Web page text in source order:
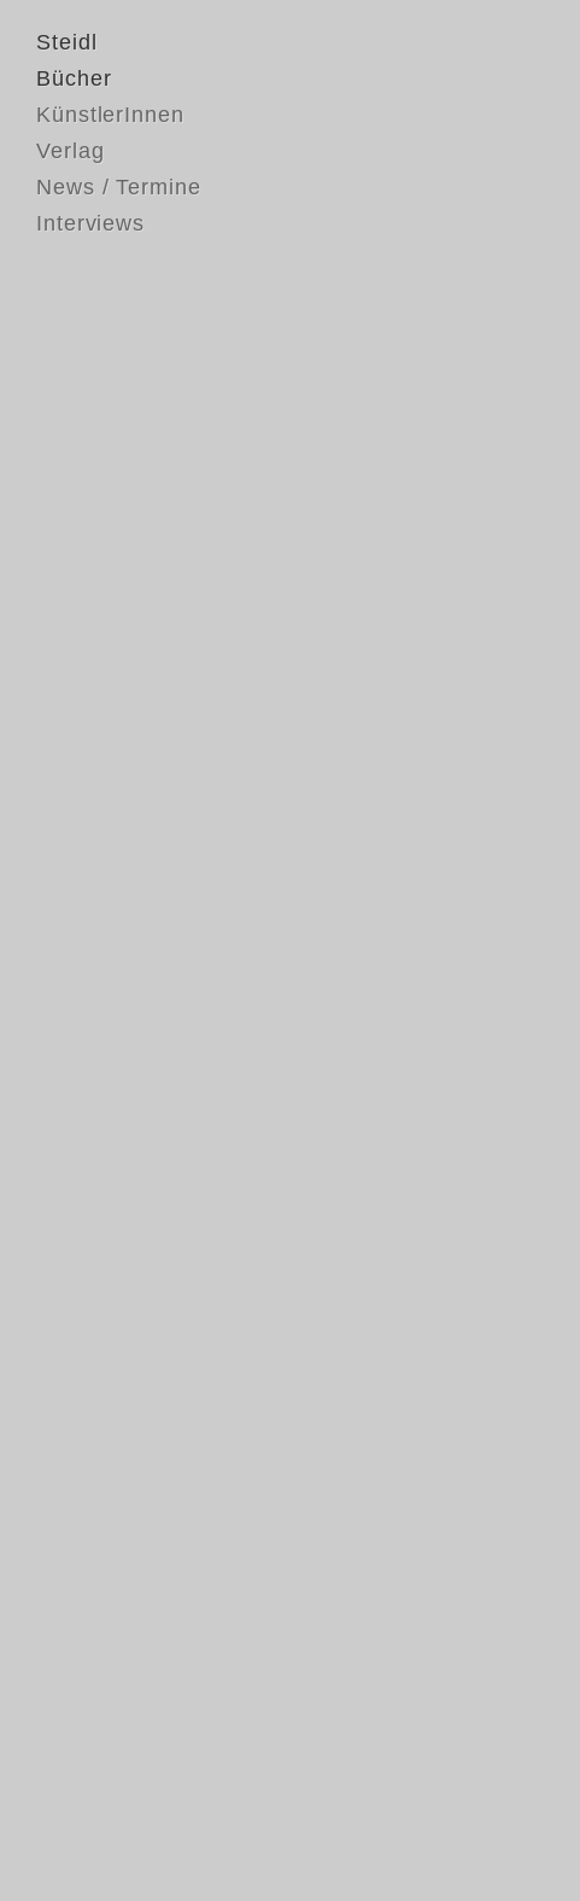
Steidl
Bücher
KünstlerInnen
Verlag
News / Termine
Interviews